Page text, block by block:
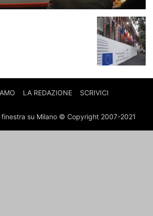
LA REDAZIONE SCRIVICI
finestra su Milano © Copyright 2007-2021